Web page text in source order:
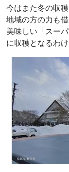
今はまた冬の収
地域の方の力も
美味しい「スー
に収穫となるわけ